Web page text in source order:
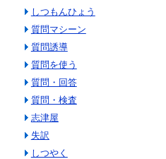
しつもんひょう
質問マシーン
質問誘導
質問を使う
質問・回答
質問・検査
志津屋
失訳
しつやく